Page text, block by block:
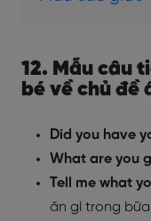
12. Mẫu câu
bé về chủ đề
Did you have
What are you
Tell me what
ăn gì trong